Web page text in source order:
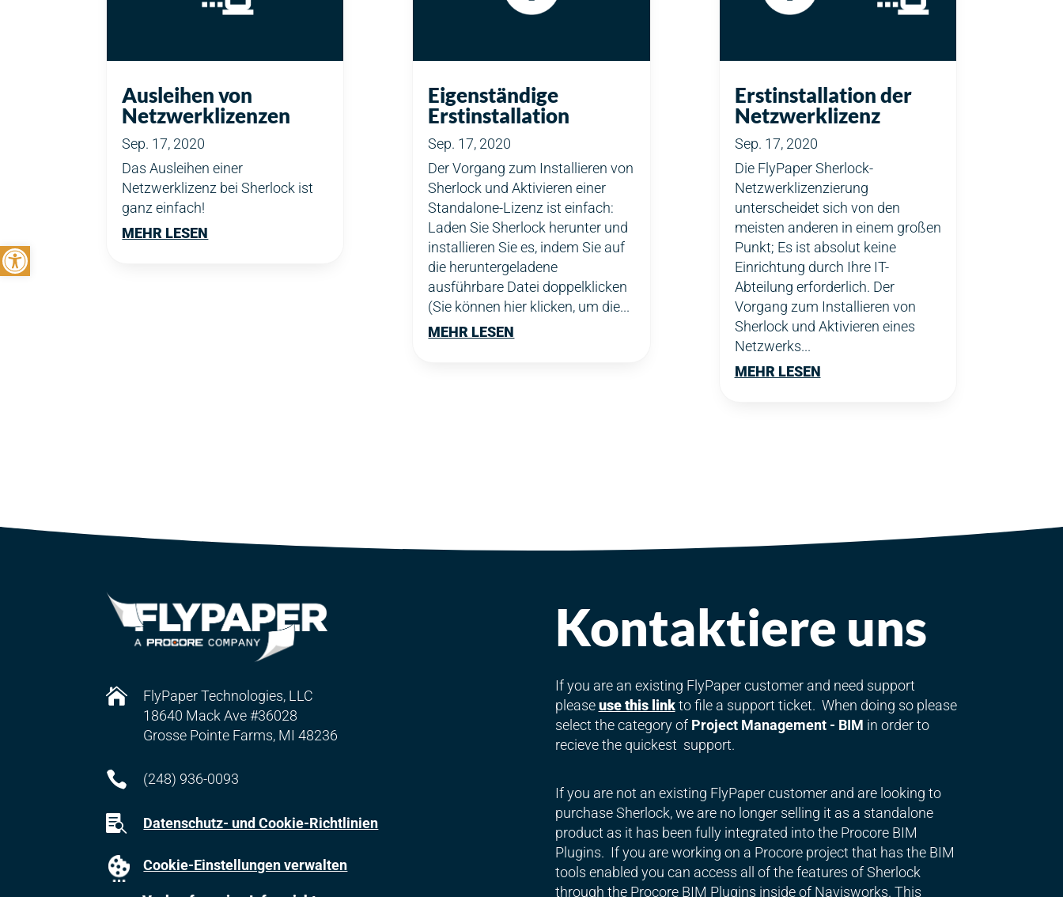
Symbolleiste öffnen
Ausleihen von
Netzwerklizenzen
Sep. 17, 2020
Das Ausleihen einer
Netzwerklizenz bei Sherlock ist
ganz einfach!
MEHR LESEN
Eigenständige
Erstinstallation
Sep. 17, 2020
Der Vorgang zum Installieren von
Sherlock und Aktivieren einer
Standalone-Lizenz ist einfach:
Laden Sie Sherlock herunter und
installieren Sie es, indem Sie auf
die heruntergeladene
ausführbare Datei doppelklicken
(Sie können hier klicken, um die...
MEHR LESEN
Erstinstallation der
Netzwerklizenz
Sep. 17, 2020
Die FlyPaper Sherlock-
Netzwerklizenzierung
unterscheidet sich von den
meisten anderen in einem großen
Punkt; Es ist absolut keine
Einrichtung durch Ihre IT-
Abteilung erforderlich. Der
Vorgang zum Installieren von
Sherlock und Aktivieren eines
Netzwerks...
MEHR LESEN

FlyPaper Technologies, LLC
18640 Mack Ave #36028
Grosse Pointe Farms, MI 48236
 (248) 936-0093
 Datenschutz- und Cookie-Richtlinien
Cookie-Einstellungen verwalten
Kontaktiere uns
If you are an existing FlyPaper customer and need support
pleaseuse this linkto file a support ticket. When doing so please
select the category of Project Management - BIM in order to
recieve the quickest support.
If you are not an existing FlyPaper customer and are looking to
purchase Sherlock, we are no longer selling it as a standalone
product as it has been fully integrated into the Procore BIM
Plugins. If you are working on a Procore project that has the BIM
tools enabled you can access all of the features of Sherlock
through the Procore BIM Plugins inside of Navisworks. This